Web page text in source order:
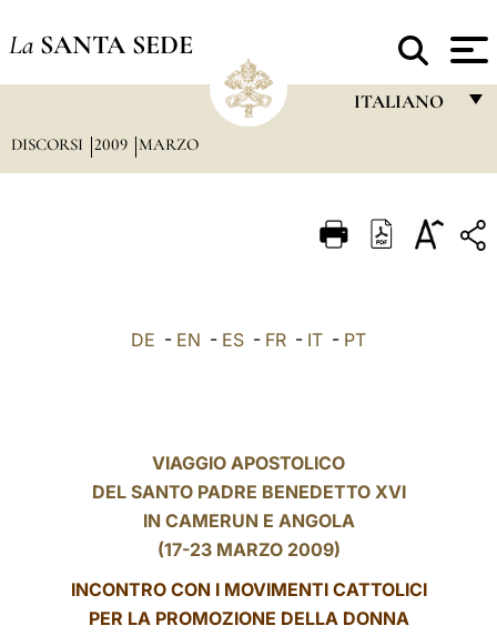
La SANTA SEDE
ITALIANO
ITALIANO
中文
LATINE
DISCORSI 2009 MARZO
DE - EN - ES - FR - IT - PT
VIAGGIO APOSTOLICO
DEL SANTO PADRE BENEDETTO XVI
IN CAMERUN E ANGOLA
(17-23 MARZO 2009)
INCONTRO CON I MOVIMENTI CATTOLICI
PER LA PROMOZIONE DELLA DONNA